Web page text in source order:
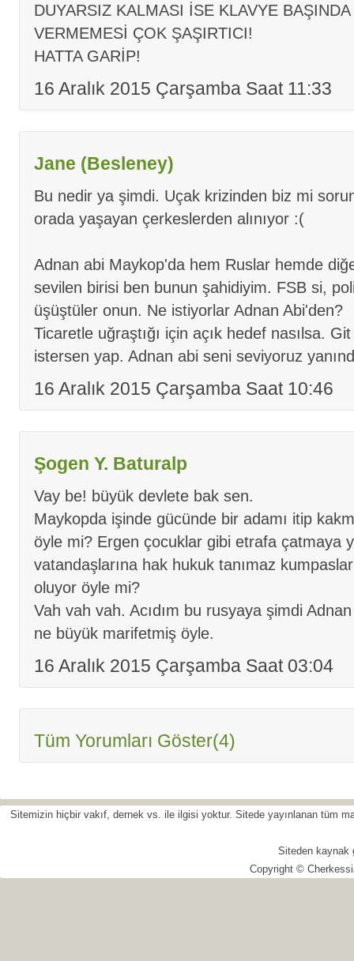
DUYARSIZ KALMASI İSE KLAVYE
VERMEMESİ ÇOK ŞAŞIRTICI!
HATTA GARİP!
16 Aralık 2015 Çarşamba Saat 11:33
Jane (Besleney)
Bu nedir ya şimdi. Uçak krizinden biz mi
orada yaşayan çerkeslerden alınıyor :(
Adnan abi Maykop'da hem Ruslar hemde
sevilen birisi ben bunun şahidiyim. FSB si,
üşüştüler onun. Ne istiyorlar Adnan Abi'den?
Ticaretle uğraştığı için açık hedef nasılsa.
istersen yap. Adnan abi seni seviyoruz
16 Aralık 2015 Çarşamba Saat 10:46
Şogen Y. Baturalp
Vay be! büyük devlete bak sen.
Maykopda işinde gücünde bir adamı itip
öyle mi? Ergen çocuklar gibi etrafa çatmaya
vatandaşlarına hak hukuk tanımaz
oluyor öyle mi?
Vah vah vah. Acıdım bu rusyaya şimdi
ne büyük marifetmiş öyle.
16 Aralık 2015 Çarşamba Saat 03:04
Tüm Yorumları Göster(4)
Sitemizin hiçbir vakıf, dernek vs. ile ilgisi yoktur. Sitede yayınlanan tüm
Siteden kaynak
Copyright ©